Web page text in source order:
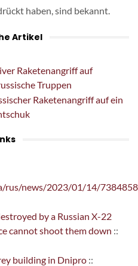
haben, sind bekannt.
Artikel
Raketenangriff auf
Truppen
Raketenangriff auf ein
rus/news/2023/01/14/
by a Russian X-22
cannot shoot them down ::
building in Dnipro ::